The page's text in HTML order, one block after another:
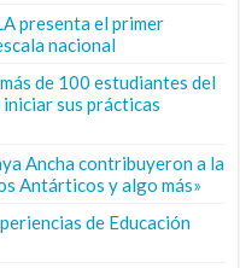
presenta el primer
nacional
de 100 estudiantes del
iniciar sus prácticas
Ancha contribuyeron a la
Antárticos y algo más»
de Educación